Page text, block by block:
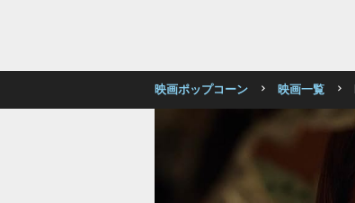
映画ポップコーン 映画一覧